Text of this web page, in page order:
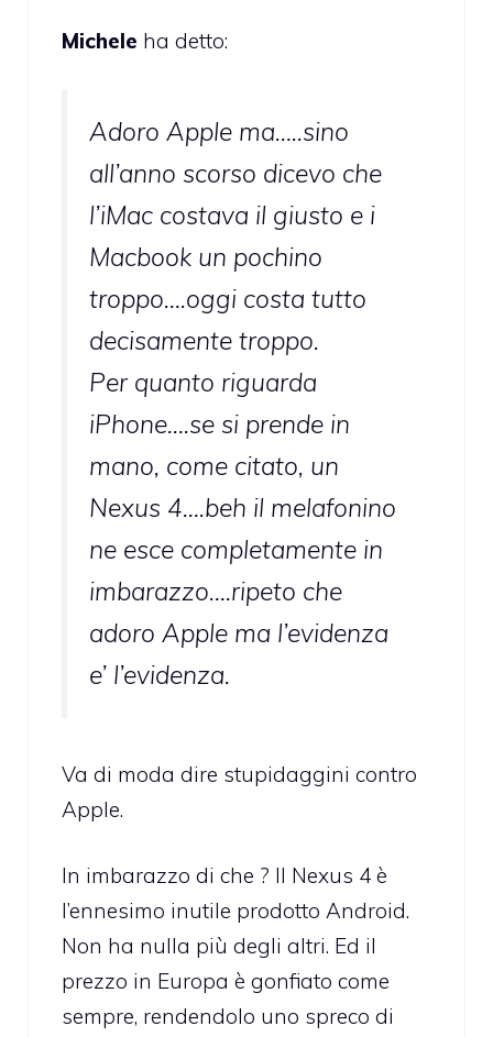
Michele ha detto:
Adoro Apple ma…..sino
all’anno scorso dicevo che
l’iMac costava il giusto e i
Macbook un pochino
troppo….oggi costa tutto
decisamente troppo.
Per quanto riguarda
iPhone….se si prende in
mano, come citato, un
Nexus 4….beh il melafonino
ne esce completamente in
imbarazzo….ripeto che
adoro Apple ma l’evidenza
e’ l’evidenza.
Va di moda dire stupidaggini contro
Apple.
In imbarazzo di che ? Il Nexus 4 è
l’ennesimo inutile prodotto Android.
Non ha nulla più degli altri. Ed il
prezzo in Europa è gonfiato come
sempre, rendendolo uno spreco di